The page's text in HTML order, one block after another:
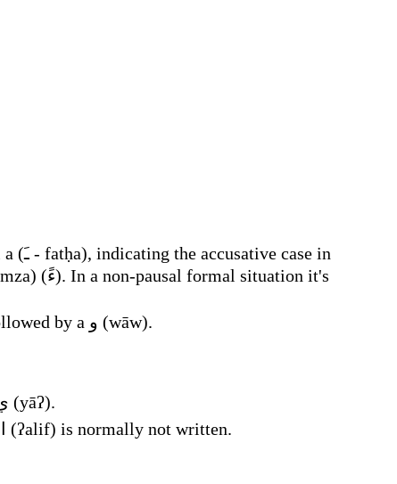
ḍamma – ضَمَّة (ḍamma) – indicates a short /u/ or its cognates, indicates a long /uː/ if followed by a و (wāw).
kasra (كسرَة), indicates a short /i/ or its cognates, indicates a long /iː/ if followed by a ي (yāʔ).
superscript alif, dagger alif (أَلِف خَنْجَرِيَّة (ʔalif ḵanjariyya)), indicates a long /aː/ where ا (ʔalif) is normally not written.